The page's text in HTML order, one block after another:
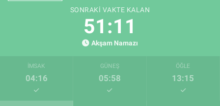
SONRAKI VAKTE KALAN
51:10
Akşam Namazı
İMSAK
04:16
GÜNEŞ
05:58
ÖĞLE
13:15